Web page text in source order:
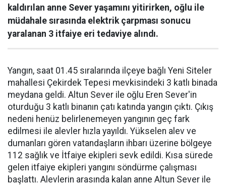
kaldırılan anne Sever yaşamını yitirirken, oğlu ile
müdahale sırasında elektrik çarpması sonucu
yaralanan 3 itfaiye eri tedaviye alındı.
Yangın, saat 01.45 sıralarında ilçeye bağlı Yeni Siteler
mahallesi Çekirdek Tepesi mevkisindeki 3 katlı binada
meydana geldi. Altun Sever ile oğlu Eren Sever'in
oturduğu 3 katlı binanın çatı katında yangın çıktı. Çıkış
nedeni henüz belirlenemeyen yangının geç fark
edilmesi ile alevler hızla yayıldı. Yükselen alev ve
dumanları gören vatandaşların ihbarı üzerine bölgeye
112 sağlık ve İtfaiye ekipleri sevk edildi. Kısa sürede
gelen itfaiye ekipleri yangını söndürme çalışması
başlattı. Alevlerin arasında kalan anne Altun Sever ile